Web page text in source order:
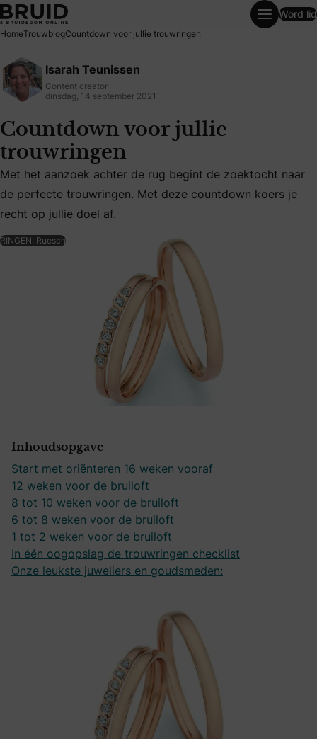
Countdown voor jullie trouwringen
Word lid
HomeTrouwblogCountdown voor jullie trouwringen
Isarah Teunissen
Content creator
dinsdag, 14 september 2021
Countdown voor jullie
trouwringen
Met het aanzoek achter de rug begint de zoektocht naar
Met het aanzoek achter de rug begint de zoektocht naar
de perfecte trouwringen. Met deze countdown koers je
recht op jullie doel af.
RINGEN: Ruesch
Inhoudsopgave
Start met oriënteren 16 weken vooraf
12 weken voor de bruiloft
8 tot 10 weken voor de bruiloft
6 tot 8 weken voor de bruiloft
1 tot 2 weken voor de bruiloft
In één oogopslag de trouwringen checklist
Onze leukste juweliers en goudsmeden: